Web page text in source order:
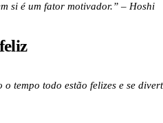
si é um fator motivador.” – Hoshi
o tempo todo estão felizes e se